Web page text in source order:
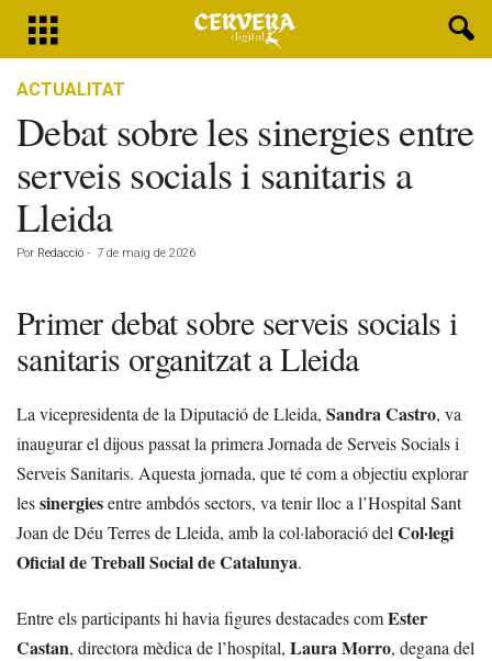
ACTUALITAT
Debat sobre les sinergies entre
serveis socials i sanitaris a
Lleida
Por Redacció - 7 de maig de 2026
Primer debat sobre serveis socials i
sanitaris organitzat a Lleida
La vicepresidenta de la Diputació de Lleida, Sandra Castro, va
inaugurar el dijous passat la primera Jornada de Serveis Socials i
Serveis Sanitaris. Aquesta jornada, que té com a objectiu explorar
lessinergiesentre ambdós sectors, va tenir lloc a l’Hospital Sant
Joan de Déu Terres de Lleida, amb la col·laboració del Col·legi
Oficial de Treball Social de Catalunya.
Entre els participants hi havia figures destacades comEster
Castan, directora mèdica de l’hospital, Laura Morro, degana del